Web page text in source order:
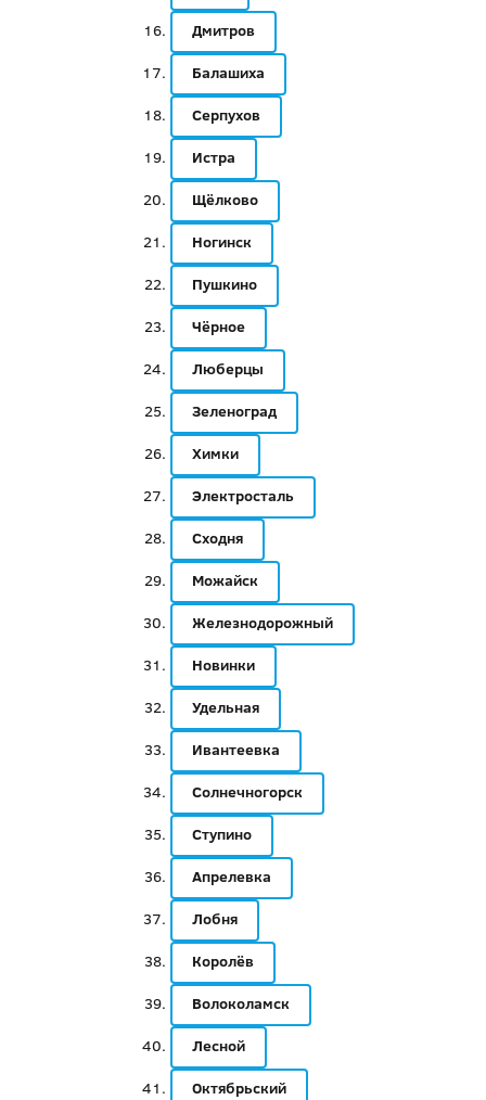
Дмитров
Балашиха
Серпухов
Истра
Щёлково
Ногинск
Пушкино
Чёрное
Люберцы
Зеленоград
Химки
Электросталь
Сходня
Можайск
Железнодорожный
Новинки
Удельная
Ивантеевка
Солнечногорск
Ступино
Апрелевка
Лобня
Королёв
Волоколамск
Лесной
Октябрьский